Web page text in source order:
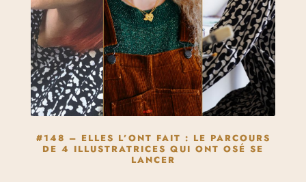
#148 – ELLES L’ONT FAIT : LE PARCOURS
DE 4 ILLUSTRATRICES QUI ONT OSÉ SE
LANCER